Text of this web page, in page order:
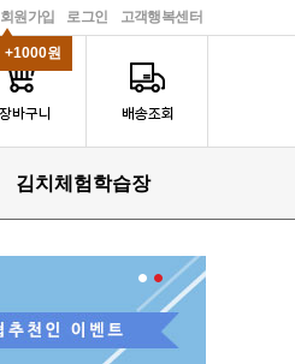
고객행복센터
로그인
회원가입
+1000원
김치체험학습장
2